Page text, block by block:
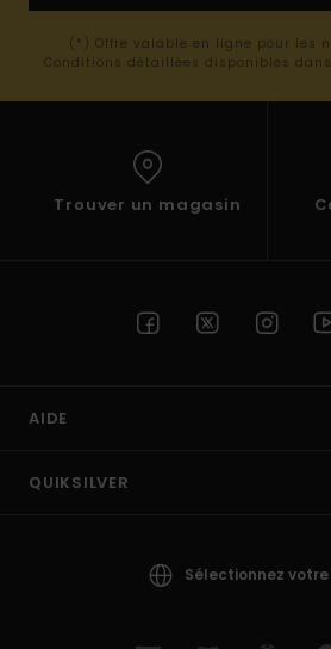
(*) Offre valable en ligne pour les
Conditions détaillées disponibles
Trouver un magasin
AIDE
QUIKSILVER
Sélectionnez votre